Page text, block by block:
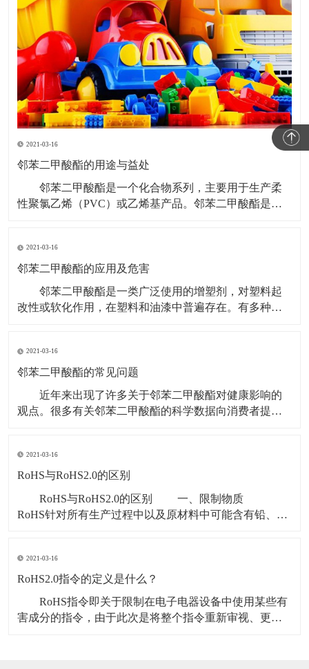
2021-03-16
邻苯二甲酸酯的用途与益处
邻苯二甲酸酯是一个化合物系列，主要用于生产柔
性聚氯乙烯（PVC）或乙烯基产品。邻苯二甲酸酯是世
与益处 无色、无味的高邻苯二甲酸酯适用于大量要
求高性能、长期耐磨性和耐久性的产品中。高邻苯二甲
2021-03-16
邻苯二甲酸酯的应用及危害
邻苯二甲酸酯是一类广泛使用的增塑剂，对塑料起
改性或软化作用，在塑料和油漆中普遍存在。有多种邻
息息相关的人造物质，藉由添加邻苯二甲酸酯可塑剂，
而具有良好的延展性与稳定的物理化学特性，因此被大
2021-03-16
邻苯二甲酸酯的常见问题
近年来出现了许多关于邻苯二甲酸酯对健康影响的
观点。很多有关邻苯二甲酸酯的科学数据向消费者提供
些问题基于你可能听到或看到的有关邻苯二甲酸酯及人
类健康影响的信息： 邻苯二甲酸酯安全吗？ 世
2021-03-16
RoHS与RoHS2.0的区别
RoHS与RoHS2.0的区别 一、限制物质
RoHS针对所有生产过程中以及原材料中可能含有铅、
黑家电，电动工具，医疗电气设备等。 RoHS2.0新
增四种邻苯二甲酸酯（DEHP、BBP、
2021-03-16
RoHS2.0指令的定义是什么？
RoHS指令即关于限制在电子电器设备中使用某些有
害成分的指令，由于此次是将整个指令重新审视、更新